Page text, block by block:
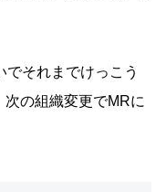
それまでけっこう
の組織変更でMRに